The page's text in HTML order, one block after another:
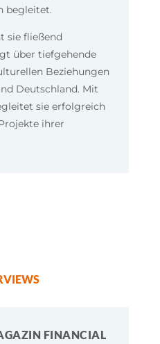
begleitet.
sie fließend
über tiefgehende
Beziehungen
Deutschland. Mit
sie erfolgreich
ihrer
FINANCIAL